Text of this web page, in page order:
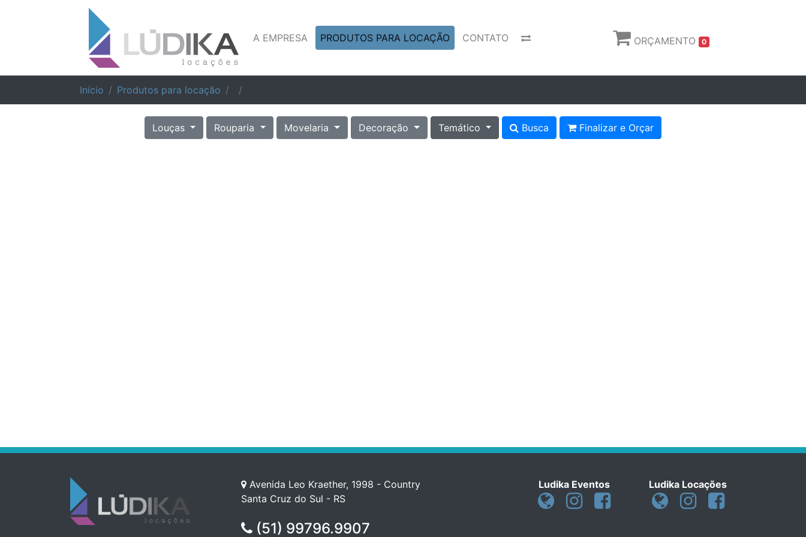
A EMPRESA PRODUTOS PARA LOCAÇÃO CONTATO ORÇAMENTO 0
Início Produtos para locação
Louças Rouparia Movelaria Decoração Temático Busca Finalizar e Orçar
Avenida Leo Kraether, 1998 - Country
Santa Cruz do Sul - RS
(51) 99796.9907
Ludika Eventos Ludika Locações